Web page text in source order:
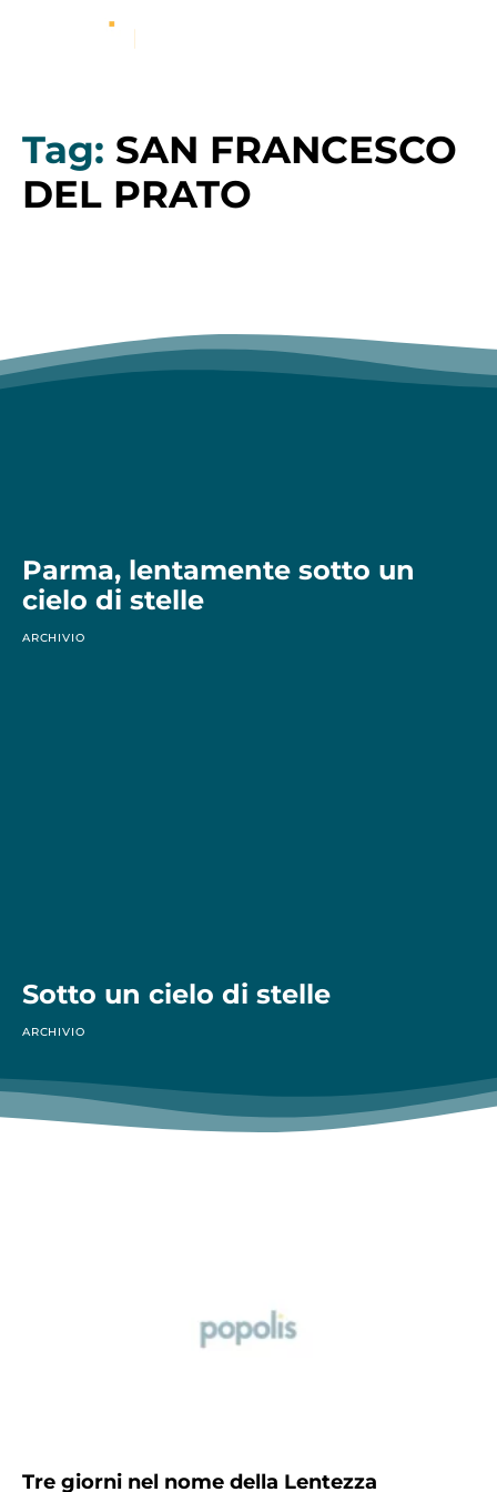
Tag: SAN FRANCESCO
DEL PRATO
Parma, lentamente sotto un
cielo di stelle
ARCHIVIO
Sotto un cielo di stelle
ARCHIVIO
Tre giorni nel nome della Lentezza